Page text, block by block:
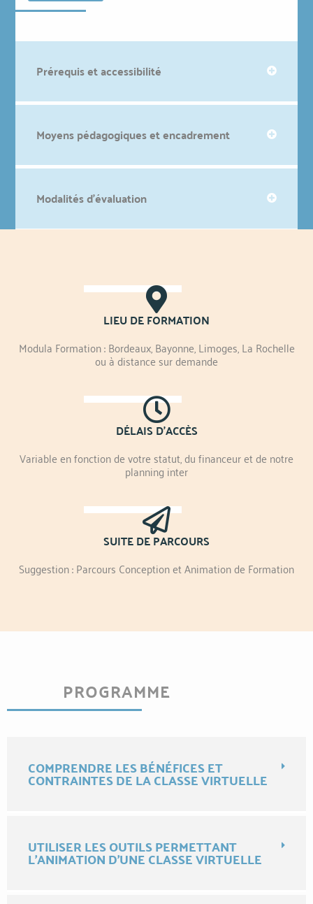
Prérequis et accessibilité
Moyens pédagogiques et encadrement
Modalités d'évaluation
LIEU DE FORMATION
Modula Formation : Bordeaux, Bayonne, Limoges, La Rochelle
ou à distance sur demande
DÉLAIS D'ACCÈS
Variable en fonction de votre statut, du financeur et de notre
planning inter
SUITE DE PARCOURS
Suggestion : Parcours Conception et Animation de Formation
PROGRAMME
COMPRENDRE LES BÉNÉFICES ET
CONTRAINTES DE LA CLASSE VIRTUELLE
UTILISER LES OUTILS PERMETTANT
L'ANIMATION D'UNE CLASSE VIRTUELLE